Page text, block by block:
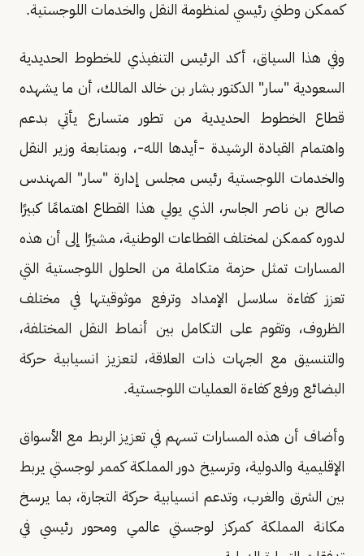
كممكن وطني رئيسي لمنظومة النقل والخدمات اللوجستية.
وفي هذا السياق، أكد الرئيس التنفيذي للخطوط الحديدية
السعودية "سار" الدكتور بشار بن خالد المالك، أن ما يشهده
قطاع الخطوط الحديدية من تطور متسارع يأتي بدعم
واهتمام القيادة الرشيدة -أيدها الله-، وبمتابعة وزير النقل
والخدمات اللوجستية رئيس مجلس إدارة "سار" المهندس
صالح بن ناصر الجاسر، الذي يولي هذا القطاع اهتمامًا كبيرًا
لدوره كممكن لمختلف القطاعات الوطنية، مشيرًا إلى أن هذه
المسارات تمثل حزمة متكاملة من الحلول اللوجستية التي
تعزز كفاءة سلاسل الإمداد وترفع موثوقيتها في مختلف
الظروف، وتقوم على التكامل بين أنماط النقل المختلفة،
والتنسيق مع الجهات ذات العلاقة، لتعزيز انسيابية حركة
البضائع ورفع كفاءة العمليات اللوجستية.
وأضاف أن هذه المسارات تسهم في تعزيز الربط مع الأسواق
الإقليمية والدولية، وترسيخ دور المملكة كممر لوجستي يربط
بين الشرق والغرب، وتدعم انسيابية حركة التجارة، بما يرسخ
مكانة المملكة كمركز لوجستي عالمي ومحور رئيسي في